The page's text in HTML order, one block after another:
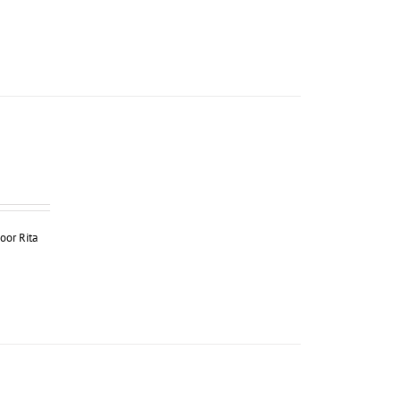
Rita